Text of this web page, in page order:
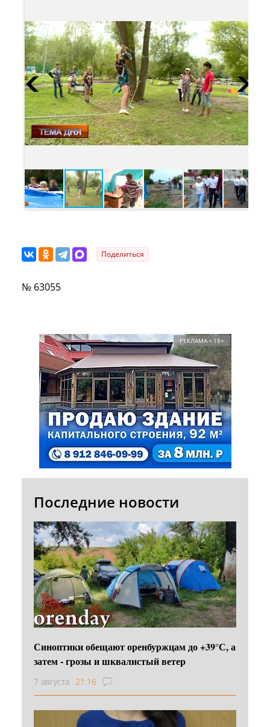
Поделиться
№ 63055
РЕКЛАМА • 18+
Последние новости
Синоптики обещают оренбуржцам до +39°С, а
затем - грозы и шквалистый ветер
7 августа 21:16